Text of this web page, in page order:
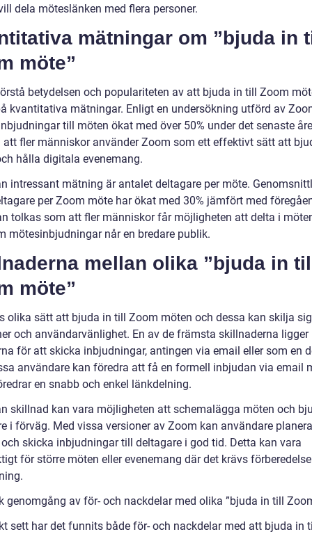
dela möteslänken med flera personer.
mätningar om ”bjuda in
möte”
betydelsen och populariteten av att bjuda in till Zoom
kvantitativa mätningar. Enligt en undersökning utförd av
till möten ökat med över 50% under det senaste
att fler människor använder Zoom som ett effektivt sätt att
hålla digitala evenemang.
intressant mätning är antalet deltagare per möte.
per Zoom möte har ökat med 30% jämfört med
tolkas som att fler människor får möjligheten att delta i
mötesinbjudningar når en bredare publik.
mellan olika ”bjuda in
möte”
olika sätt att bjuda in till Zoom möten och dessa kan skilja
och användarvänlighet. En av de främsta skillnaderna ligger
för att skicka inbjudningar, antingen via email eller som en
användare kan föredra att få en formell inbjudan via email
en snabb och enkel länkdelning.
skillnad kan vara möjligheten att schemalägga möten och
i förväg. Med vissa versioner av Zoom kan användare
skicka inbjudningar till deltagare i god tid. Detta kan vara
för större möten eller evenemang där det krävs
genomgång av för- och nackdelar med olika ”bjuda in till
sett har det funnits både för- och nackdelar med att bjuda in